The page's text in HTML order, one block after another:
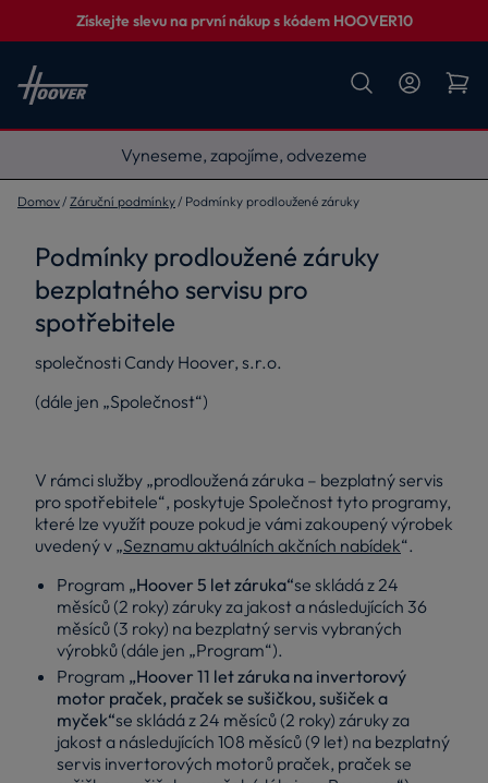
Získejte slevu na první nákup s kódem HOOVER10
Vyneseme, zapojíme, odvezeme
Domov Záruční podmínky Podmínky prodloužené záruky
Podmínky prodloužené záruky
bezplatného servisu pro
spotřebitele
společnosti Candy Hoover, s.r.o.
(dále jen „Společnost“)
V rámci služby „prodloužená záruka – bezplatný servis
pro spotřebitele“, poskytuje Společnost tyto programy,
které lze využít pouze pokud je vámi zakoupený výrobek
uvedený v „Seznamu aktuálních akčních nabídek“.
Program „Hoover 5 let záruka“se skládá z 24
měsíců (2 roky) záruky za jakost a následujících 36
měsíců (3 roky) na bezplatný servis vybraných
výrobků (dále jen „Program“).
Program „Hoover 11 let záruka na invertorový
motor praček, praček se sušičkou, sušiček a
myček“se skládá z 24 měsíců (2 roky) záruky za
jakost a následujících 108 měsíců (9 let) na bezplatný
servis invertorových motorů praček, praček se